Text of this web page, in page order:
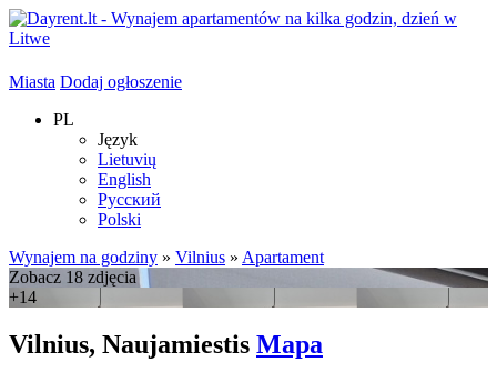
Miasta Dodaj ogłoszenie
PL
Język
Lietuvių
English
Русский
Polski
Wynajem na godziny » Vilnius » Apartament
Zobacz 18 zdjęcia
+14
Vilnius, Naujamiestis Mapa